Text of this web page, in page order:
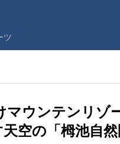
ツ
マウンテンリ
空の「栂池自然